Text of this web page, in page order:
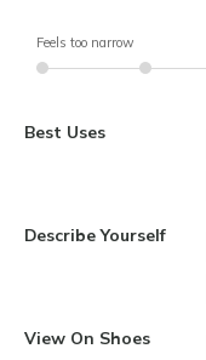
Feels too narrow
Best Uses
Describe Yourself
View On Shoes